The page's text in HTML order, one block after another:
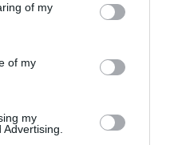
of my
of my
my
terç dels usuaris
que venen
gran, Alba està molt